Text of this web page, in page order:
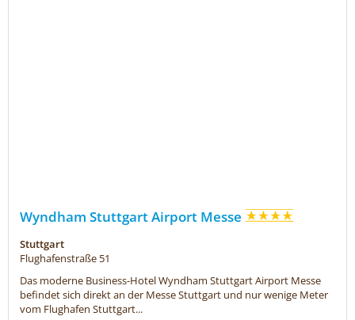
Wyndham Stuttgart Airport Messe
Stuttgart
Flughafenstraße 51
Das moderne Business-Hotel Wyndham Stuttgart Airport Messe
befindet sich direkt an der Messe Stuttgart und nur wenige Meter
vom Flughafen Stuttgart...